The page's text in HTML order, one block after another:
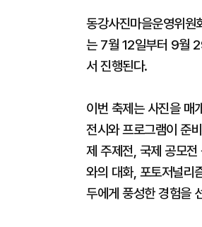
동강사진마을운영위원
는 7월 12일부터 9월
서 진행된다.
이번 축제는 사진을 매
전시와 프로그램이 준
제 주제전, 국제 공모
와의 대화, 포토저널리
두에게 풍성한 경험을